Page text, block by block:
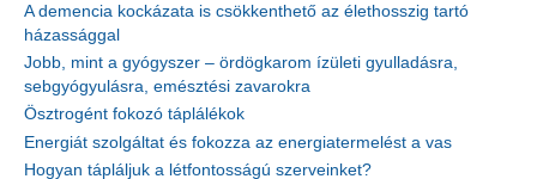
A demencia kockázata is csökkenthető az élethosszig tartó
házassággal
Jobb, mint a gyógyszer – ördögkarom ízületi gyulladásra,
sebgyógyulásra, emésztési zavarokra
Ösztrogént fokozó táplálékok
Energiát szolgáltat és fokozza az energiatermelést a vas
Hogyan tápláljuk a létfontosságú szerveinket?